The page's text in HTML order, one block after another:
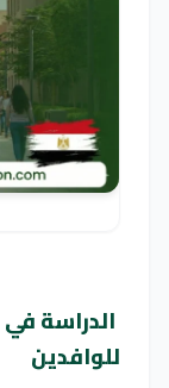
الدراسة في
للوافدين